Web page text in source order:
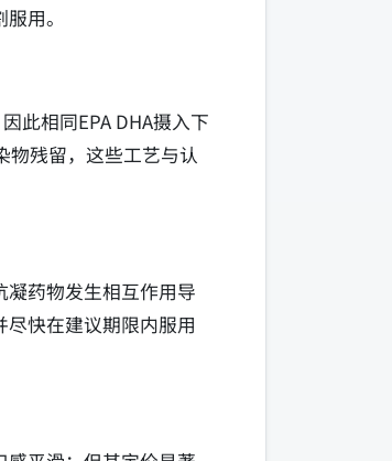
用。
此相同EPA DHA摄入下
物残留，这些工艺与认
凝药物发生相互作用导
快在建议期限内服用